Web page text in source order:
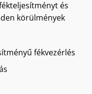
és
körülmények
fékvezérlés